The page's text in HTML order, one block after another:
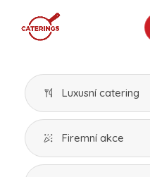
Luxusní catering
Firemní akce